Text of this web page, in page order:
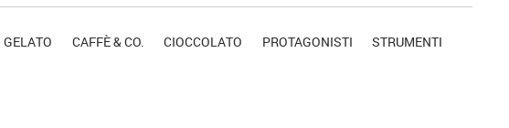
GELATO CAFFÈ & CO. CIOCCOLATO PROTAGONISTI STRUMENTI